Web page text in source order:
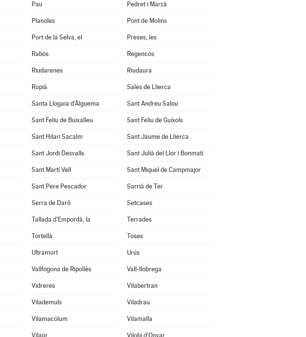
Pau Pedret i Marzà
Planoles Pont de Molins
Port de la Selva, el Preses, les
Rabós Regencós
Riudarenes Riudaura
Rupià Sales de Llierca
Santa Llogaia d'Àlguema Sant Andreu Salou
Sant Feliu de Buixalleu Sant Feliu de Guíxols
Sant Hilari Sacalm Sant Jaume de Llierca
Sant Jordi Desvalls Sant Julià del Llor i Bonmatí
Sant Martí Vell Sant Miquel de Campmajor
Sant Pere Pescador Sarrià de Ter
Serra de Daró Setcases
Tallada d'Empordà, la Terrades
Tortellà Toses
Ultramort Urús
Vallfogona de Ripollès Vall-llobrega
Vidreres Vilabertran
Vilademuls Viladrau
Vilamacolum Vilamalla
Vilaür Vilobí d'Onyar